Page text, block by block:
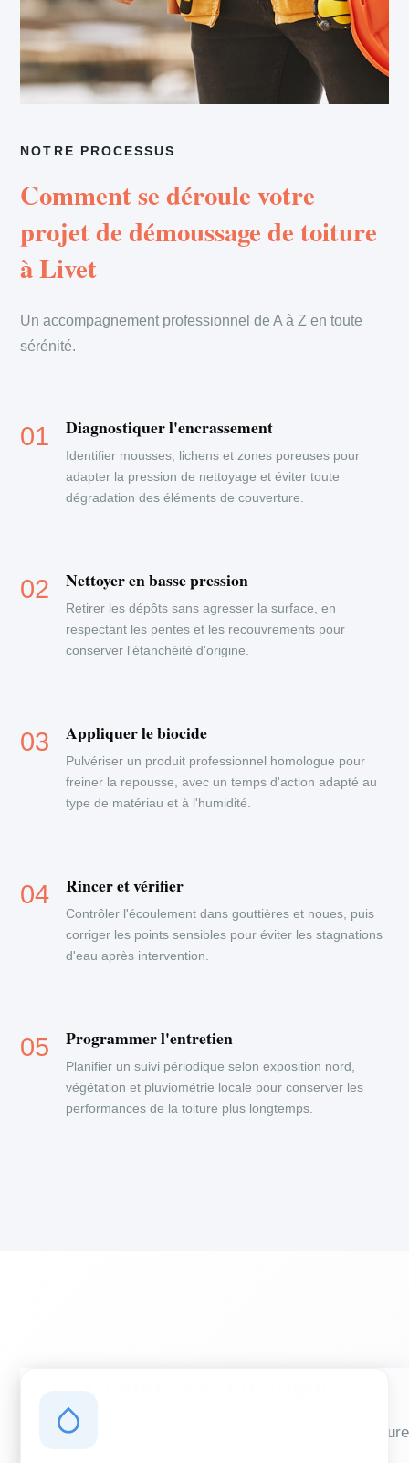
NOTRE PROCESSUS
Comment se déroule votre
projet de démoussage de toiture
à Livet
Un accompagnement professionnel de A à Z en toute
sérénité.
Diagnostiquer l'encrassement
Identifier mousses, lichens et zones poreuses pour
adapter la pression de nettoyage et éviter toute
dégradation des éléments de couverture.
Nettoyer en basse pression
Retirer les dépôts sans agresser la surface, en
respectant les pentes et les recouvrements pour
conserver l'étanchéité d'origine.
Appliquer le biocide
Pulvériser un produit professionnel homologue pour
freiner la repousse, avec un temps d'action adapté au
type de matériau et à l'humidité.
Rincer et vérifier
Contrôler l'écoulement dans gouttières et noues, puis
corriger les points sensibles pour éviter les stagnations
d'eau après intervention.
Programmer l'entretien
Planifier un suivi périodique selon exposition nord,
végétation et pluviométrie locale pour conserver les
performances de la toiture plus longtemps.
Des conditions qui influencent vos travaux de couverture